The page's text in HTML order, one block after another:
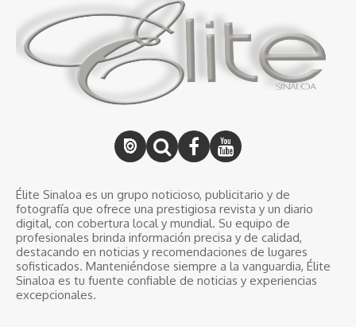
Élite Sinaloa es un grupo noticioso, publicitario y de
fotografía que ofrece una prestigiosa revista y un diario
digital, con cobertura local y mundial. Su equipo de
profesionales brinda información precisa y de calidad,
destacando en noticias y recomendaciones de lugares
sofisticados. Manteniéndose siempre a la vanguardia, Élite
Sinaloa es tu fuente confiable de noticias y experiencias
excepcionales.